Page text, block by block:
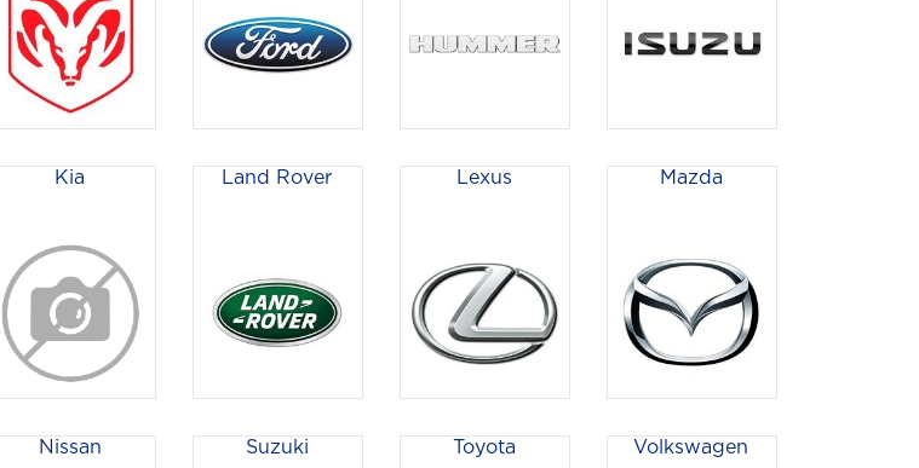
Kia Land Rover Lexus Mazda
Nissan Suzuki Toyota Volkswagen